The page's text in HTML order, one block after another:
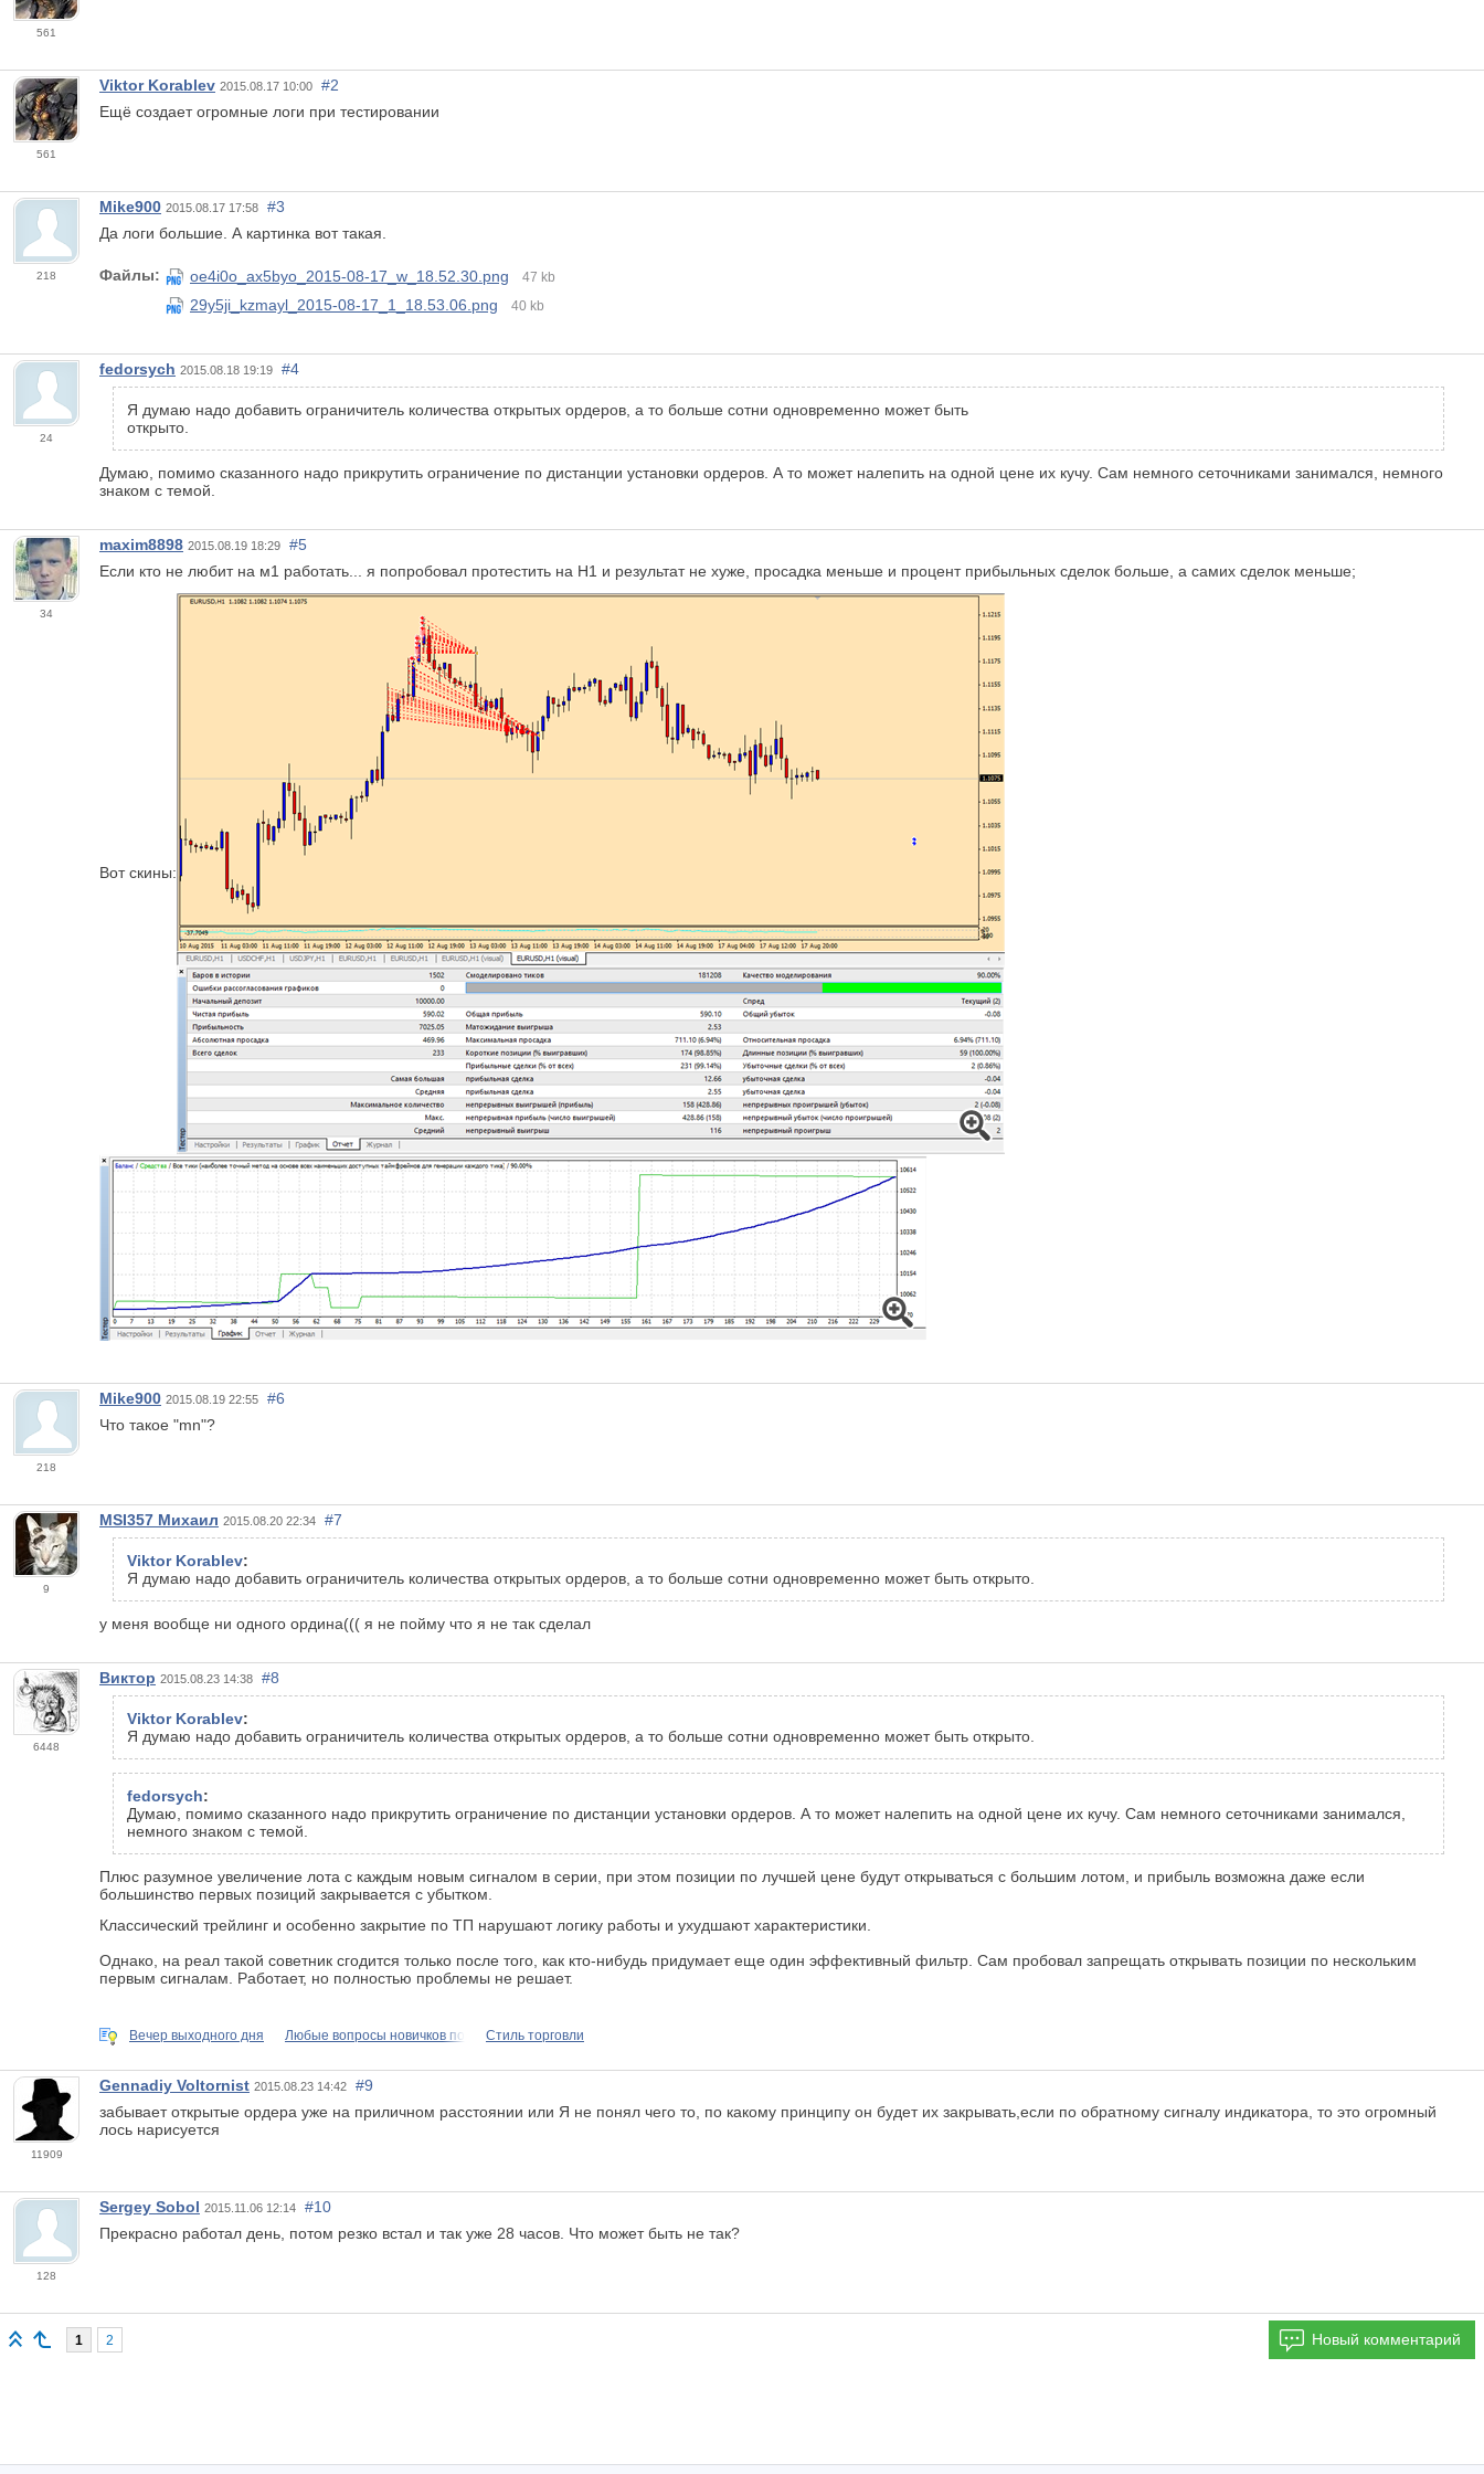
561
561
Viktor Korablev 2015.08.17 10:00
#2
Ещё создает огромные логи при тестировании
218
Mike900 2015.08.17 17:58
#3
Да логи большие. А картинка вот такая.
Файлы: oe4i0o_ax5byo_2015-08-17_w_18.52.30.png 47 kb
29y5ji_kzmayl_2015-08-17_1_18.53.06.png 40 kb
24
fedorsych 2015.08.18 19:19 #4
Я думаю надо добавить ограничитель количества открытых ордеров, а то больше сотни одновременно может быть
Думаю, помимо сказанного надо прикрутить ограничение по дистанции установки ордеров. А то может налепить на одной цене их кучу. Сам немного сеточниками занимался, немного
знаком с темой.
34
maxim8898 2015.08.19 18:29
#5
Если кто не любит на м1 работать... я попробовал протестить на Н1 и результат не хуже, просадка меньше и процент прибыльных сделок больше, а самих сделок меньше;
Вот скины:
218
Mike900 2015.08.19 22:55
#6
Что такое "mn"?
9
MSI357 Михаил 2015.08.20 22:34 #7
Viktor Korablev:
Я думаю надо добавить ограничитель количества открытых ордеров, а то больше сотни одновременно может быть открыто.
у меня вообще ни одного ордина((( я не пойму что я не так сделал
6448
Виктор 2015.08.23 14:38 #8
Viktor Korablev:
Я думаю надо добавить ограничитель количества открытых ордеров, а то больше сотни одновременно может быть открыто.
fedorsych:
Думаю, помимо сказанного надо прикрутить ограничение по дистанции установки ордеров. А то может налепить на одной цене их кучу. Сам немного сеточниками занимался,
немного знаком с темой.
Плюс разумное увеличение лота с каждым новым сигналом в серии, при этом позиции по лучшей цене будут открываться с большим лотом, и прибыль возможна даже если
большинство первых позиций закрывается с убытком.
Классический трейлинг и особенно закрытие по ТП нарушают логику работы и ухудшают характеристики.
Однако, на реал такой советник сгодится только после того, как кто-нибудь придумает еще один эффективный фильтр. Сам пробовал запрещать открывать позиции по нескольким
первым сигналам. Работает, но полностью проблемы не решает.
Вечер выходного дня Любые вопросы новичков по Стиль торговли
11909
Gennadiy Voltornist 2015.08.23 14:42
#9
забывает открытые ордера уже на приличном расстоянии или Я не понял чего то, по какому принципу он будет их закрывать,если по обратному сигналу индикатора, то это огромный
лось нарисуется
128
Sergey Sobol 2015.11.06 12:14
#10
Прекрасно работал день, потом резко встал и так уже 28 часов. Что может быть не так?
1 2 Новый комментарий